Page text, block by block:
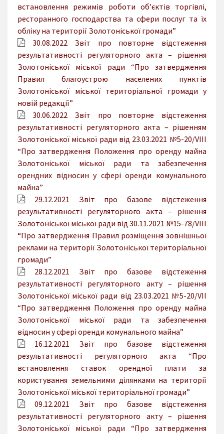
встановлення режимів роботи об’єктів торгівлі,
ресторанного господарства та сфери послуг та їх
обліку на території Золотоніської громади”
30.08.2022 Звіт про повторне відстеження
результативності регуляторного акта – рішення
Золотоніської міської ради “Про затвердження
Правил благоустрою населених пунктів
Золотоніської міської територіальної громади у
новій редакції”
30.06.2022 Звіт про повторне відстеження
результативності регуляторного акта – рішенням
Золотоніської міської ради від 23.03.2021 №5-20/VIII
“Про затвердження Положення про оренду майна
Золотоніської міської ради та забезпечення
орендних відносин у сфері оренди комунального
майна”
29.12.2021 Звіт про базове відстеження
результативності регуляторного акта – рішення
Золотоніської міської ради від 30.11.2021 №15-78/VIII
“Про затвердження Правил розміщення зовнішньої
реклами на території Золотоніської територіальної
громади”
28.12.2021 Звіт про базове відстеження
результативності регуляторного акту – рішення
Золотоніської міської ради від 23.03.2021 №5-20/VII
“Про затвердження Положення про оренду майна
Золотоніської міської ради та забезпечення
відносин у сфері оренди комунального майна”
16.12.2021 Звіт про базове відстеження
результативності регуляторного акта “Про
встановлення ставок орендної плати за
користування земельними ділянками на території
Золотоніської міської територіальної громади”
09.12.2021 Звіт npo базове відстеження
результативності регуляторного акту – рішення
Золотоніської міської ради “Про затвердження